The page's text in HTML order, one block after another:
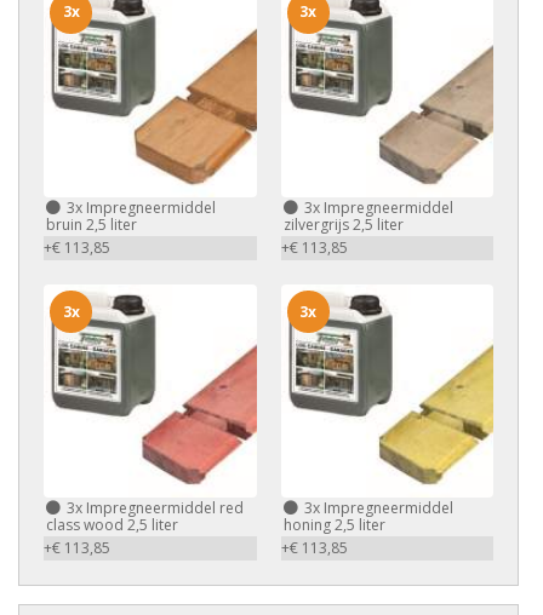
3x Impregneermiddel
bruin 2,5 liter
+€ 113,85
3x
3xImpregneermiddel
zilvergrijs 2,5 liter
+€ 113,85
3x
3x Impregneermiddel red
class wood 2,5 liter
+€ 113,85
3x
3xImpregneermiddel
honing 2,5 liter
+€ 113,85
3x